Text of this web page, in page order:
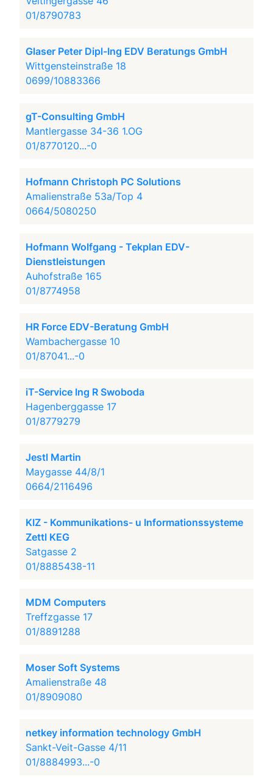
01/8790783
Glaser Peter Dipl-Ing EDV Beratungs GmbH
Wittgensteinstraße 18
0699/10883366
gT-Consulting GmbH
Mantlergasse 34-36 1.OG
01/8770120...-0
Hofmann Christoph PC Solutions
Amalienstraße 53a/Top 4
0664/5080250
Hofmann Wolfgang - Tekplan EDV-
Dienstleistungen
Auhofstraße 165
01/8774958
HR Force EDV-Beratung GmbH
Wambachergasse 10
01/87041...-0
iT-Service Ing R Swoboda
Hagenberggasse 17
01/8779279
Jestl Martin
Maygasse 44/8/1
0664/2116496
KIZ - Kommunikations- u Informationssysteme
Zettl KEG
Satgasse 2
01/8885438-11
MDM Computers
Treffzgasse 17
01/8891288
Moser Soft Systems
Amalienstraße 48
01/8909080
netkey information technology GmbH
Sankt-Veit-Gasse 4/11
01/8884993...-0